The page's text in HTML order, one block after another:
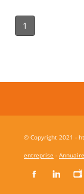
1
© Copyright 2021 -
entreprise -